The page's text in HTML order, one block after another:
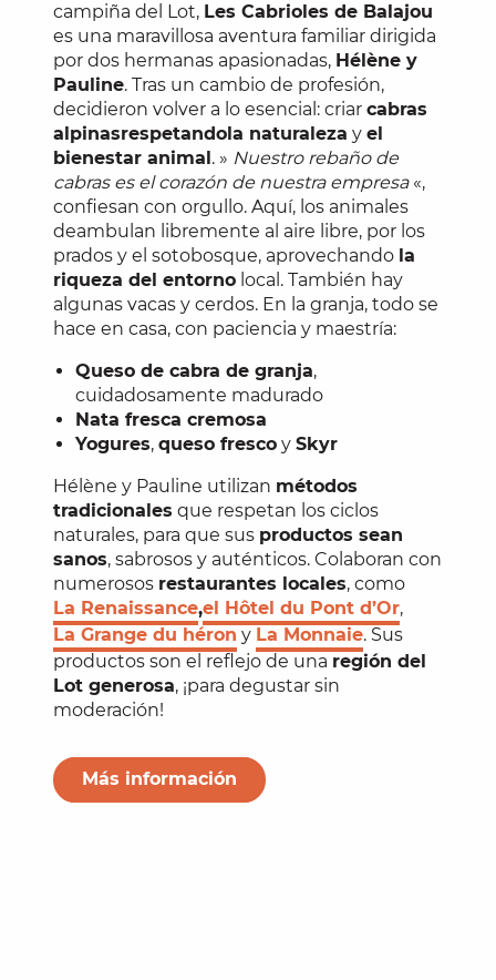
campiña del Lot, Les Cabrioles de Balajou
es una maravillosa aventura familiar dirigida
por dos hermanas apasionadas, Hélène y
Pauline. Tras un cambio de profesión,
decidieron volver a lo esencial: criar cabras
alpinasrespetandola naturaleza y el
bienestar animal. » Nuestro rebaño de
cabras es el corazón de nuestra empresa«,
confiesan con orgullo. Aquí, los animales
deambulan libremente al aire libre, por los
prados y el sotobosque, aprovechando la
riqueza del entorno local. También hay
algunas vacas y cerdos. En la granja, todo se
hace en casa, con paciencia y maestría:
Queso de cabra de granja,
cuidadosamente madurado
Nata fresca cremosa
Yogures, queso fresco y Skyr
Hélène y Pauline utilizan métodos
tradicionales que respetan los ciclos
naturales, para que sus productos sean
sanos, sabrosos y auténticos. Colaboran con
numerosos restaurantes locales, como
La Renaissance,el Hôtel du Pont d’Or,
La Grange du héron y La Monnaie. Sus
productos son el reflejo de una región del
Lot generosa, ¡para degustar sin
moderación!
Más información